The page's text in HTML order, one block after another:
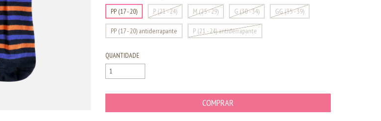
PP (17 - 20)
P (21 - 24) M (25 - 29) G (30 - 34) GG (35 - 39)
PP (17 - 20) antiderrapante P (21 - 24) antiderrapante
QUANTIDADE